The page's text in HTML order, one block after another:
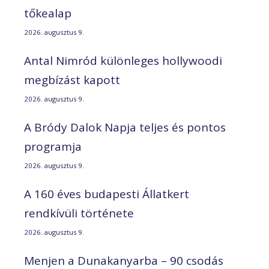
tőkealap
2026. augusztus 9.
Antal Nimród különleges hollywoodi
megbízást kapott
2026. augusztus 9.
A Bródy Dalok Napja teljes és pontos
programja
2026. augusztus 9.
A 160 éves budapesti Állatkert
rendkívüli története
2026. augusztus 9.
Menjen a Dunakanyarba – 90 csodás